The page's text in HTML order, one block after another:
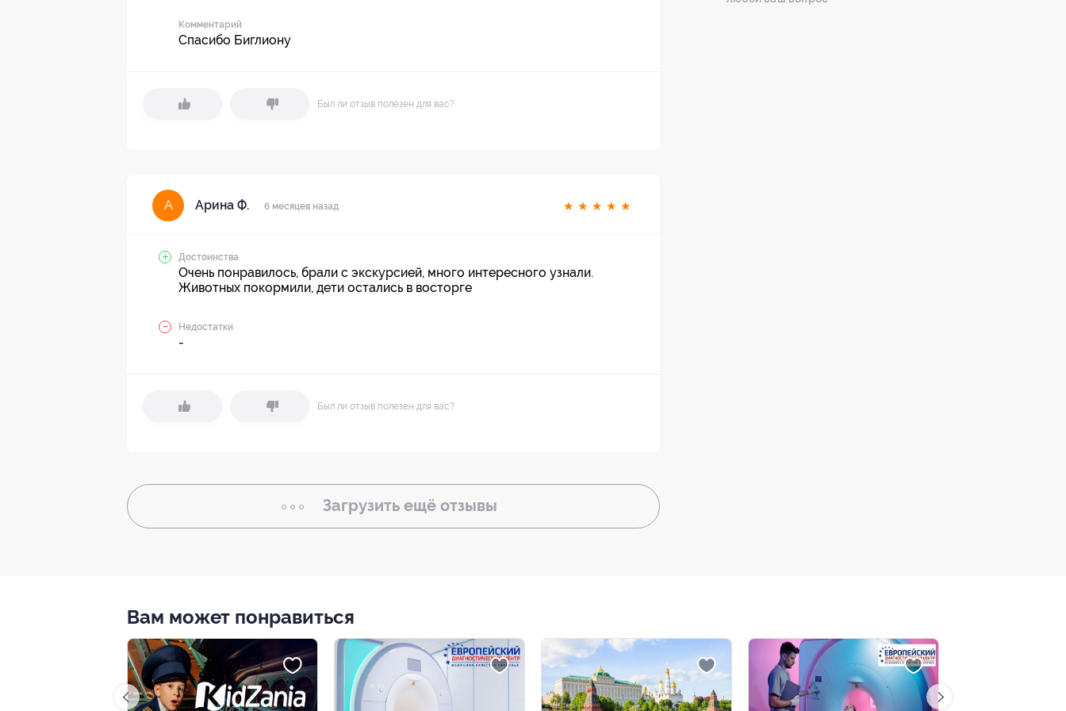
Комментарий
Спасибо Биглиону
Был ли отзыв полезен для вас?
А Арина Ф. 6 месяцев назад ★ ★ ★ ★ ★
Достоинства
Очень понравилось, брали с экскурсией, много интересного узнали.
Животных покормили, дети остались в восторге
Недостатки
-
Был ли отзыв полезен для вас?
Загрузить ещё отзывы
Вам может понравиться